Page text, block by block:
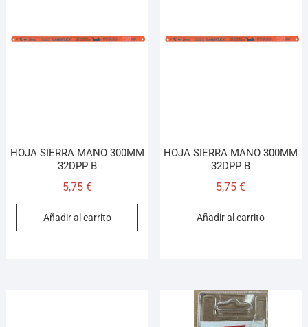
HOJA SIERRA MANO 300MM
32DPP B
5,75 €
Añadir al carrito
HOJA SIERRA MANO 300MM
32DPP B
5,75€
Añadir al carrito